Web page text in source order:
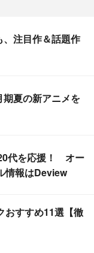
注目作＆話題作
期夏の新アニメを
代を応援！ オー
情報はDeview
おすすめ11選【徹